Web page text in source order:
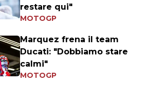
restare qui"
MOTOGP
Marquez frena il team
Ducati: "Dobbiamo stare
calmi"
MOTOGP